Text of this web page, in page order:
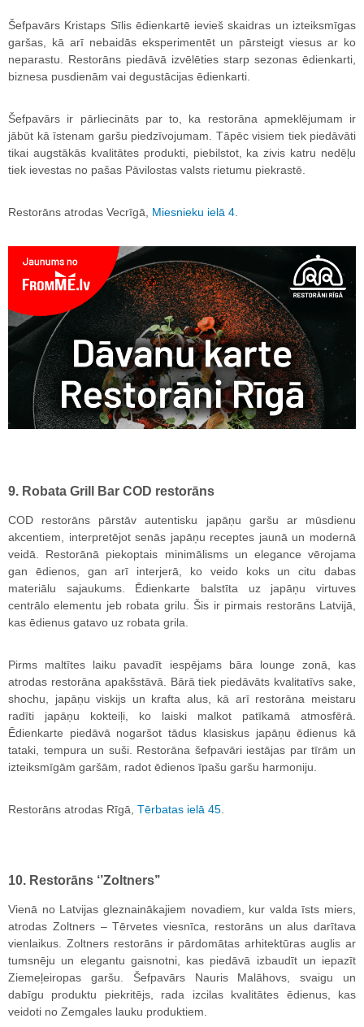
Šefpavārs Kristaps Sīlis ēdienkartē ievieš skaidras un izteiksmīgas
garšas, kā arī nebaidās eksperimentēt un pārsteigt viesus ar ko
neparastu. Restorāns piedāvā izvēlēties starp sezonas ēdienkarti,
biznesa pusdienām vai degustācijas ēdienkarti.
Šefpavārs ir pārliecināts par to, ka restorāna apmeklējumam ir
jābūt kā īstenam garšu piedzīvojumam. Tāpēc visiem tiek piedāvāti
tikai augstākās kvalitātes produkti, piebilstot, ka zivis katru nedēļu
tiek ievestas no pašas Pāvilostas valsts rietumu piekrastē.
Restorāns atrodas Vecrīgā, Miesnieku ielā 4.
9. Robata Grill Bar COD restorāns
COD restorāns pārstāv autentisku japāņu garšu ar mūsdienu
akcentiem, interpretējot senās japāņu receptes jaunā un modernā
veidā. Restorānā piekoptais minimālisms un elegance vērojama
gan ēdienos, gan arī interjerā, ko veido koks un citu dabas
materiālu sajaukums. Ēdienkarte balstīta uz japāņu virtuves
centrālo elementu jeb robata grilu. Šis ir pirmais restorāns Latvijā,
kas ēdienus gatavo uz robata grila.
Pirms maltītes laiku pavadīt iespējams bāra lounge zonā, kas
atrodas restorāna apakšstāvā. Bārā tiek piedāvāts kvalitatīvs sake,
shochu, japāņu viskijs un krafta alus, kā arī restorāna meistaru
radīti japāņu kokteiļi, ko laiski malkot patīkamā atmosfērā.
Ēdienkarte piedāvā nogaršot tādus klasiskus japāņu ēdienus kā
tataki, tempura un suši. Restorāna šefpavāri iestājas par tīrām un
izteiksmīgām garšām, radot ēdienos īpašu garšu harmoniju.
Restorāns atrodas Rīgā, Tērbatas ielā 45.
10. Restorāns ‘’Zoltners’’
Vienā no Latvijas gleznainākajiem novadiem, kur valda īsts miers,
atrodas Zoltners – Tērvetes viesnīca, restorāns un alus darītava
vienlaikus. Zoltners restorāns ir pārdomātas arhitektūras auglis ar
tumsnēju un elegantu gaisnotni, kas piedāvā izbaudīt un iepazīt
Ziemeļeiropas garšu. Šefpavārs Nauris Malāhovs, svaigu un
dabīgu produktu piekritējs, rada izcilas kvalitātes ēdienus, kas
veidoti no Zemgales lauku produktiem.